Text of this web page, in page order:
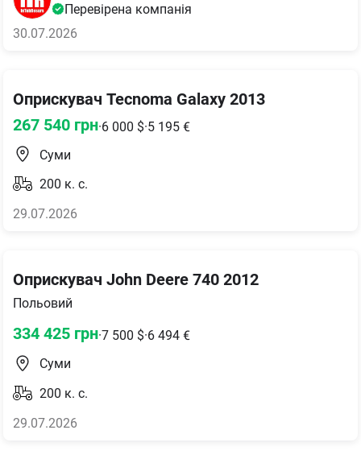
Перевірена компанія
30.07.2026
Оприскувач Tecnoma Galaxy 2013
267 540 грн·6 000 $·5 195 €
Суми
200 к. с.
29.07.2026
Оприскувач John Deere 740 2012
Польовий
334 425 грн·7 500 $·6 494 €
Суми
200 к. с.
29.07.2026